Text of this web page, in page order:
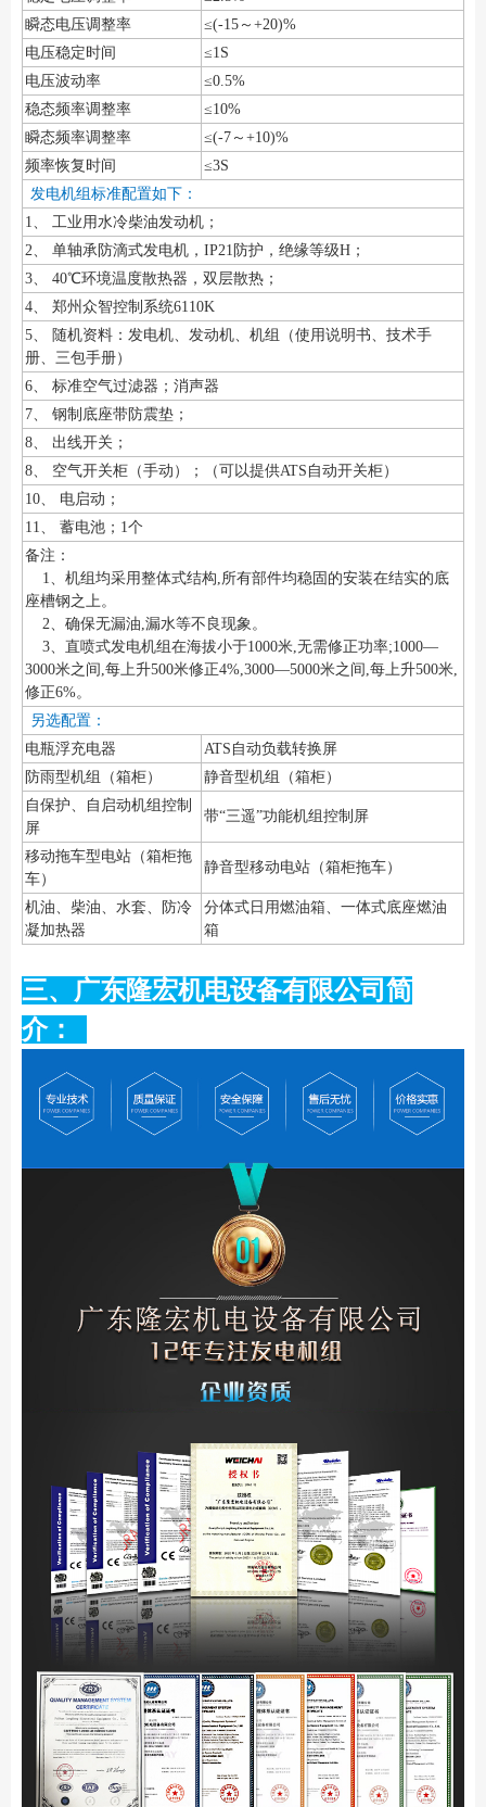
瞬态电压调整率
≤(-15～+20)%
电压稳定时间
≤1S
电压波动率
≤0.5%
稳态频率调整率
≤10%
瞬态频率调整率
≤(-7～+10)%
频率恢复时间
≤3S
发电机组标准配置如下：
1、 工业用水冷柴油发动机；
2、 单轴承防滴式发电机，IP21防护，绝缘等级H；
3、 40℃环境温度散热器，双层散热；
4、 郑州众智控制系统6110K
5、 随机资料：发电机、发动机、机组（使用说明书、技术手
册、三包手册）
6、 标准空气过滤器；消声器
7、 钢制底座带防震垫；
8、 出线开关；
8、 空气开关柜（手动）；（可以提供ATS自动开关柜）
10、 电启动；
11、 蓄电池；1个
备注：
1、机组均采用整体式结构,所有部件均稳固的安装在结实的底
座槽钢之上。
2、确保无漏油,漏水等不良现象。
3、直喷式发电机组在海拔小于1000米,无需修正功率;1000—
3000米之间,每上升500米修正4%,3000—5000米之间,每上升500米,
修正6%。
另选配置：
电瓶浮充电器
ATS自动负载转换屏
防雨型机组（箱柜）
静音型机组（箱柜）
自保护、自启动机组控制
屏
带“三遥”功能机组控制屏
移动拖车型电站（箱柜拖
车）
静音型移动电站（箱柜拖车）
机油、柴油、水套、防冷
凝加热器
分体式日用燃油箱、一体式底座燃油
箱
三、广东隆宏机电设备有限公司简
介：